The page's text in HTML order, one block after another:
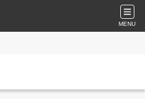
MENU